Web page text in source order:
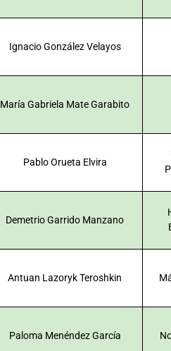
Ignacio González Velayos
María Gabriela Mate Garabito
Pablo Orueta Elvira
Demetrio Garrido Manzano
Antuan Lazoryk Teroshkin
Paloma Menéndez García